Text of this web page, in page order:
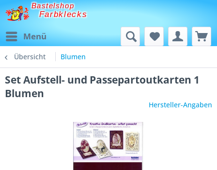
Bastelshop
Farbklecks
Menü
Übersicht Blumen
Set Aufstell- und Passepartoutkarten 1
Blumen
Hersteller-Angaben